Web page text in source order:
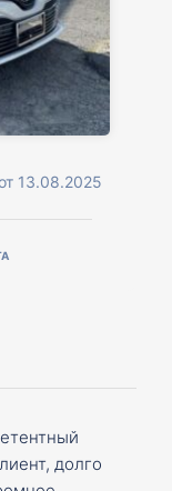
13.08.2025
долго